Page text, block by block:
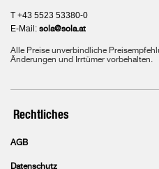
T +43 5523 53380-0
E-Mail: sola@sola.at
Alle Preise unverbindliche
Änderungen und Irrtümer vorbehalten.
Rechtliches
AGB
Datenschutz